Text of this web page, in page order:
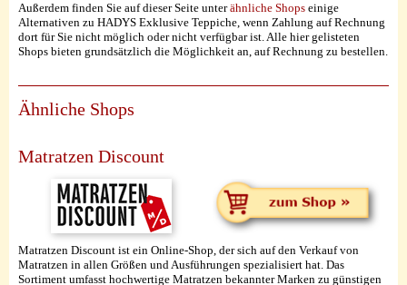
Außerdem finden Sie auf dieser Seite unterähnliche Shops einige
Alternativen zu HADYS Exklusive Teppiche, wenn Zahlung auf Rechnung
dort für Sie nicht möglich oder nicht verfügbar ist. Alle hier gelisteten
Shops bieten grundsätzlich die Möglichkeit an, auf Rechnung zu bestellen.
Ähnliche Shops
Matratzen Discount
Matratzen Discount ist ein Online-Shop, der sich auf den Verkauf von
Matratzen in allen Größen und Ausführungen spezialisiert hat. Das
Sortiment umfasst hochwertige Matratzen bekannter Marken zu günstigen